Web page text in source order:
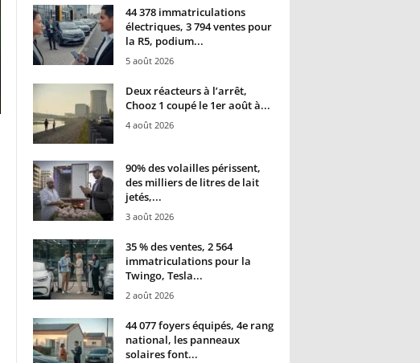
44 378 immatriculations
électriques, 3 794 ventes pour
la R5, podium...
5 août 2026
Deux réacteurs à l’arrêt,
Chooz 1 coupé le 1er août à...
4 août 2026
90% des volailles périssent,
des milliers de litres de lait
jetés,...
3 août 2026
35 % des ventes, 2 564
immatriculations pour la
Twingo, Tesla...
2 août 2026
44 077 foyers équipés, 4e rang
national, les panneaux
solaires font...